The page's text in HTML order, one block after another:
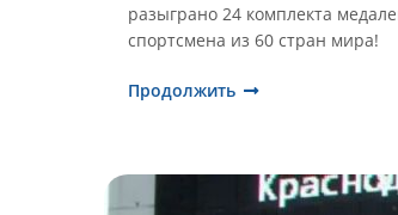
разыграно 24 комплекта
спортсмена из 60 стран мира!
Продолжить